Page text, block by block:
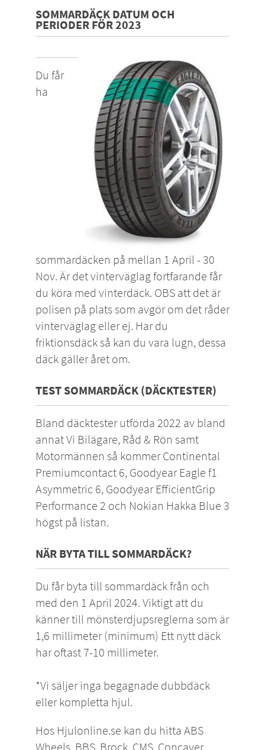
SOMMARDÄCK DATUM OCH
PERIODER FÖR 2023
Du får
ha
sommardäcken på mellan 1 April - 30
Nov. Är det vinterväglag fortfarande får
du köra med vinterdäck. OBS att det är
polisen på plats som avgör om det råder
vinterväglag eller ej. Har du
friktionsdäckså kan du vara lugn, dessa
däck gäller året om.
TEST SOMMARDÄCK (DÄCKTESTER)
Bland däcktester utförda 2022 av bland
annat Vi Bilägare, Råd & Rön samt
Motormännen så kommer Continental
Premiumcontact 6, Goodyear Eagle f1
Asymmetric 6, Goodyear EfficientGrip
Performance 2 och Nokian Hakka Blue 3
högst på listan.
NÄR BYTA TILL SOMMARDÄCK?
Du får byta till sommardäck från och
med den 1 April 2024. Viktigt att du
känner till mönsterdjupsreglerna som är
1,6 millimeter (minimum) Ett nytt däck
har oftast 7-10 millimeter.
*Vi säljer inga begagnade dubbdäck
ellerkompletta hjul.
Hos Hjulonline.se kan du hitta ABS
Wheels BBS Brock CMS Concaver,